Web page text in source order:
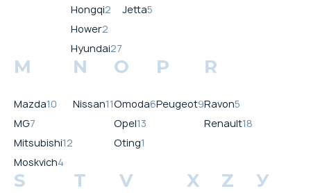
Hongqi2
Hower2
Hyundai27
Jetta5
M
Mazda10
MG7
Mitsubishi12
Moskvich4
N
Nissan11
O
Omoda6
Opel13
Oting1
P
Peugeot9
R
Ravon5
Renault18
S T V X Z У